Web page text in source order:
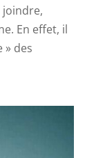
joindre,
En effet, il
» des